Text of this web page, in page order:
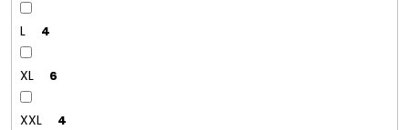
L 4
XL 6
XXL 4